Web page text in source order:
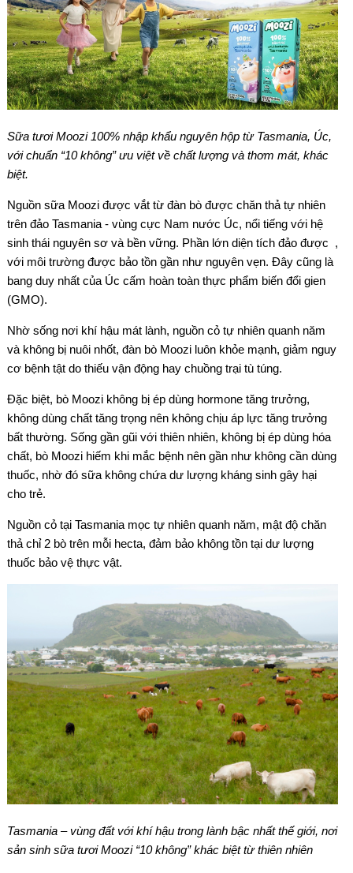
Sữa tươi Moozi 100% nhập khẩu nguyên hộp từ Tasmania, Úc,
với chuẩn “10 không” ưu việt về chất lượng và thơm mát, khác
biệt.
Nguồn sữa Moozi được vắt từ đàn bò được chăn thả tự nhiên
trên đảo Tasmania - vùng cực Nam nước Úc, nổi tiếng với hệ
sinh thái nguyên sơ và bền vững. Phần lớn diện tích đảo được ,
với môi trường được bảo tồn gần như nguyên vẹn. Đây cũng là
bang duy nhất của Úc cấm hoàn toàn thực phẩm biến đổi gien
(GMO).
Nhờ sống nơi khí hậu mát lành, nguồn cỏ tự nhiên quanh năm
và không bị nuôi nhốt, đàn bò Moozi luôn khỏe mạnh, giảm nguy
cơ bệnh tật do thiếu vận động hay chuồng trại tù túng.
Đặc biệt, bò Moozi không bị ép dùng hormone tăng trưởng,
không dùng chất tăng trọng nên không chịu áp lực tăng trưởng
bất thường. Sống gần gũi với thiên nhiên, không bị ép dùng hóa
chất, bò Moozi hiếm khi mắc bệnh nên gần như không cần dùng
thuốc, nhờ đó sữa không chứa dư lượng kháng sinh gây hại
cho trẻ.
Nguồn cỏ tại Tasmania mọc tự nhiên quanh năm, mật độ chăn
thả chỉ 2 bò trên mỗi hecta, đảm bảo không tồn tại dư lượng
thuốc bảo vệ thực vật.
Tasmania – vùng đất với khí hậu trong lành bậc nhất thế giới, nơi
sản sinh sữa tươi Moozi “10 không” khác biệt từ thiên nhiên